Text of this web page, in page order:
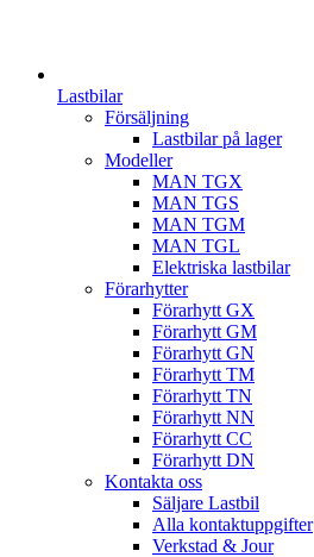
Lastbilar
Försäljning
Lastbilar på lager
Modeller
MAN TGX
MAN TGS
MAN TGM
MAN TGL
Elektriska lastbilar
Förarhytter
Förarhytt GX
Förarhytt GM
Förarhytt GN
Förarhytt TM
Förarhytt TN
Förarhytt NN
Förarhytt CC
Förarhytt DN
Kontakta oss
Säljare Lastbil
Alla kontaktuppgifter
Verkstad & Jour